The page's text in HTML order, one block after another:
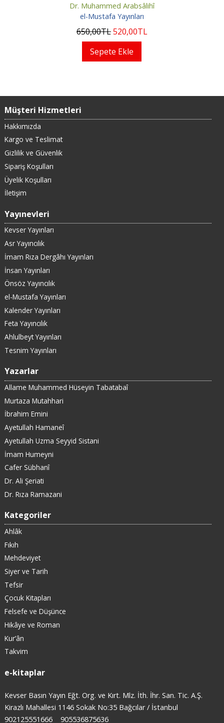
Dr. Muhammed Arabsâlihî
el-Mustafa Yayınları
650,00TL520,00TL
Sepete Ekle
Müşteri Hizmetleri
Hakkımızda
Kargo ve Teslimat
Gizlilik ve Güvenlik
Sipariş Koşulları
Üyelik Koşulları
İletişim
Yayınevleri
Kevser Yayınları
Asr Yayıncılık
İmam Rıza Dergâhı Yayınları
İnsan Yayınları
Önsöz Yayıncılık
el-Mustafa Yayınları
Kalender Yayınları
Feta Yayıncılık
Ahlulbeyt Yayınları
Tesnim Yayınları
Yazarlar
Allame Muhammed Hüseyin Tabatabaî
Murtaza Mutahhari
İbrahim Emini
Ayetullah Hamaneî
Ayetullah Uzma Seyyid Sistani
İmam Humeyni
Cafer Sübhanî
Dr. Ali Şeriati
Dr. Rıza Ramazani
Kategoriler
Ahlâk
Fıkıh
Mehdeviyet
Siyer ve Tarih
Tefsir
Çocuk Kitapları
Felsefe ve Düşünce
Hikâye ve Roman
Kur’ân
Takvim
e-kitaplar
Kevser Basın Yayın Eğt. Org. ve Kırt. Mlz. İth. İhr. San. Tic. A.Ş.
Kirazlı Mahallesi 1146 Sokak No:35 Bağcılar / İstanbul
902125551666
905536875636